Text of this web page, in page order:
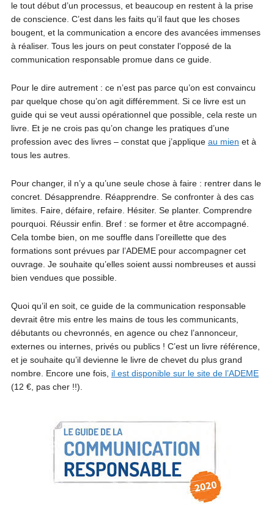
le tout début d’un processus, et beaucoup en restent à la prise
de conscience. C’est dans les faits qu’il faut que les choses
bougent, et la communication a encore des avancées immenses
à réaliser. Tous les jours on peut constater l’opposé de la
communication responsable promue dans ce guide.
Pour le dire autrement : ce n’est pas parce qu’on est convaincu
par quelque chose qu’on agit différemment. Si ce livre est un
guide qui se veut aussi opérationnel que possible, cela reste un
livre. Et je ne crois pas qu’on change les pratiques d’une
profession avec des livres – constat que j’applique au mien et à
tous les autres.
Pour changer, il n’y a qu’une seule chose à faire : rentrer dans le
concret. Désapprendre. Réapprendre. Se confronter à des cas
limites. Faire, défaire, refaire. Hésiter. Se planter. Comprendre
pourquoi. Réussir enfin. Bref : se former et être accompagné.
Cela tombe bien, on me souffle dans l’oreillette que des
formations sont prévues par l’ADEME pour accompagner cet
ouvrage. Je souhaite qu’elles soient aussi nombreuses et aussi
bien vendues que possible.
Quoi qu’il en soit, ce guide de la communication responsable
devrait être mis entre les mains de tous les communicants,
débutants ou chevronnés, en agence ou chez l’annonceur,
externes ou internes, privés ou publics ! C’est un livre référence,
et je souhaite qu’il devienne le livre de chevet du plus grand
nombre. Encore une fois, il est disponible sur le site de l’ADEME
(12 €, pas cher !!).